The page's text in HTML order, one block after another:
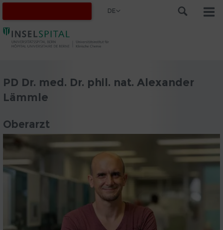
DE
PD Dr. med. Dr. phil. nat. Alexander
Lämmle
Oberarzt